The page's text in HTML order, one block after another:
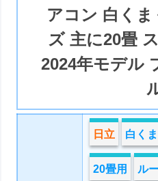
アコン 白く
ズ 主に20畳
2024年モデル
日立 白く
20畳用 ル